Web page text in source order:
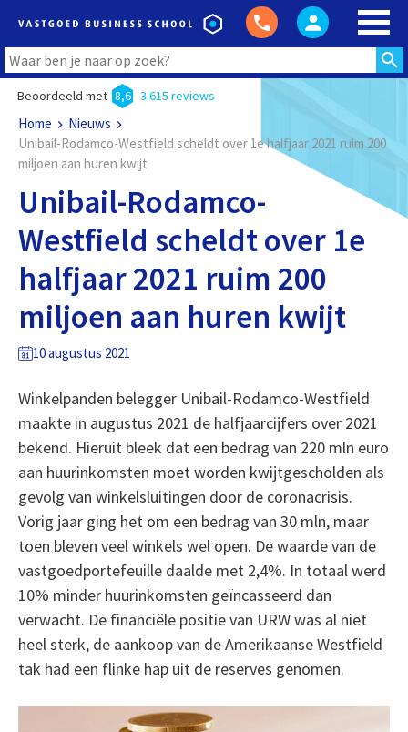
Beoordeeld met 8,6 3.615 reviews
Home
Nieuws
Unibail-Rodamco-Westfield scheldt over 1e halfjaar 2021 ruim 200
miljoen aan huren kwijt
Unibail-Rodamco-
Westfield scheldt over 1e
halfjaar 2021 ruim 200
miljoen aan huren kwijt
10 augustus 2021
Winkelpanden belegger Unibail-Rodamco-Westfield
maakte in augustus 2021 de halfjaarcijfers over 2021
bekend. Hieruit bleek dat een bedrag van 220 mln euro
aan huurinkomsten moet worden kwijtgescholden als
gevolg van winkelsluitingen door de coronacrisis.
Vorig jaar ging het om een bedrag van 30 mln, maar
toen bleven veel winkels wel open. De waarde van de
vastgoedportefeuille daalde met 2,4%. In totaal werd
10% minder huurinkomsten geïncasseerd dan
verwacht. De financiële positie van URW was al niet
heel sterk, de aankoop van de Amerikaanse Westfield
tak had een flinke hap uit de reserves genomen.